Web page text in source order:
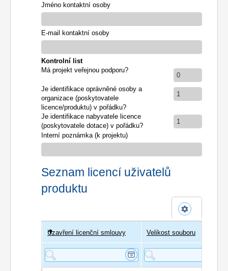
Jméno kontaktní osoby
E-mail kontaktní osoby
Kontrolní list
Má projekt veřejnou podporu?
0
Je identifikace oprávněné osoby a
organizace (poskytovatele
licence/produktu) v pořádku?
1
Je identifikace nabyvatele licence
(poskytovatele dotace) v pořádku?
1
Interní poznámka (k projektu)
Seznam licencí uživatelů
produktu
Uživatel
Uzavření licenční smlouvy Velikost souboru